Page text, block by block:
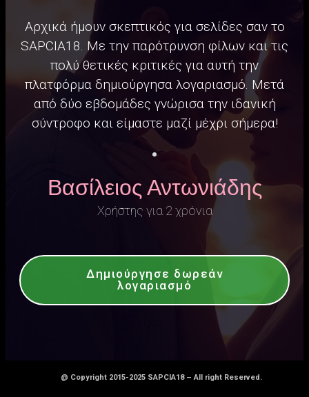
Αρχικά ήμουν σκεπτικός για σελίδες σαν το
SAPCIA18. Με την παρότρυνση φίλων και τις
πολύ θετικές κριτικές για αυτή την
πλατφόρμα δημιούργησα λογαριασμό. Μετά
από δύο εβδομάδες γνώρισα την ιδανική
σύντροφο και είμαστε μαζί μέχρι σήμερα!
Βασίλειος Αντωνιάδης
Χρήστης για 2 χρόνια
Δημιούργησε δωρεάν
λογαριασμό
@ Copyright 2015-2025 SAPCIA18 – All right Reserved.